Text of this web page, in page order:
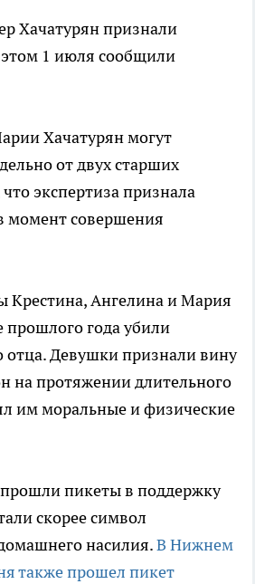
Хачатурян признали
1 июля сообщили
Хачатурян могут
от двух старших
что экспертиза признала
момент совершения
Крестина, Ангелина и Мария
прошлого года убили
отца. Девушки признали вину
на протяжении длительного
им моральные и физические
прошли пикеты в поддержку
скорее символ
насилия.В Нижнем
также прошел пикет